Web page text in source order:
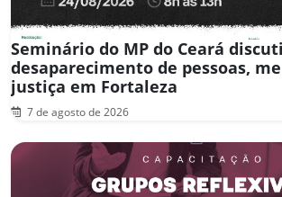
Seminário do MP do Ceará
desaparecimento de pessoas,
justiça em Fortaleza
7 de agosto de 2026